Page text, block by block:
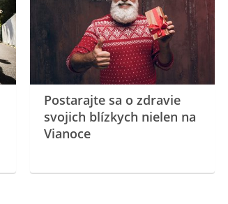
Postarajte sa o zdravie
svojich blízkych nielen na
Vianoce